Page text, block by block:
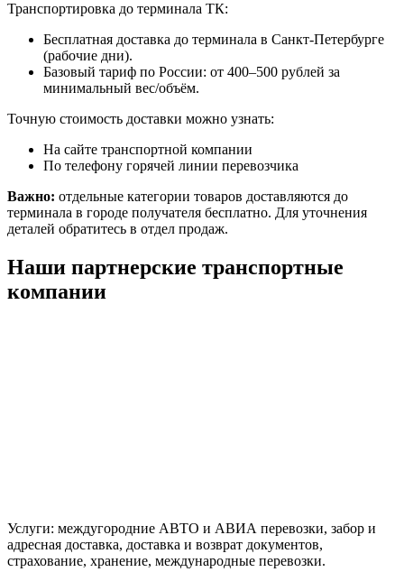
Транспортировка до терминала ТК:
Бесплатная доставка до терминала в Санкт-Петербурге
(рабочие дни).
Базовый тариф по России: от 400–500 рублей за
минимальный вес/объём.
Точную стоимость доставки можно узнать:
На сайте транспортной компании
По телефону горячей линии перевозчика
Важно: отдельные категории товаров доставляются до
терминала в городе получателя бесплатно. Для уточнения
деталей обратитесь в отдел продаж.
Наши партнерские транспортные
компании
Услуги: междугородние АВТО и АВИА перевозки, забор и
адресная доставка, доставка и возврат документов,
страхование, хранение, международные перевозки.